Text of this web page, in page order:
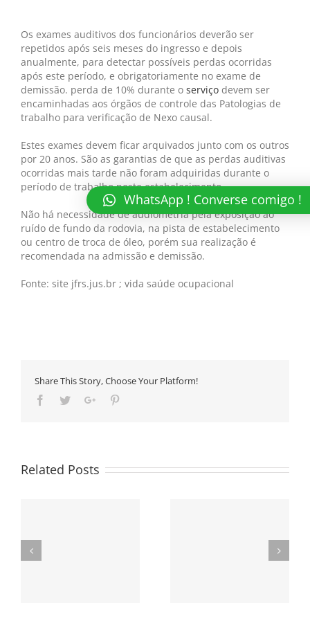
Os exames auditivos dos funcionários deverão ser
repetidos após seis meses do ingresso e depois
anualmente, para detectar possíveis perdas ocorridas
após este período, e obrigatoriamente no exame de
demissão. perda de 10% durante o serviço devem ser
encaminhadas aos órgãos de controle das Patologias de
trabalho para verificação de Nexo causal.
Estes exames devem ficar arquivados junto com os outros
por 20 anos. São as garantias de que as perdas auditivas
ocorridas mais tarde não foram adquiridas durante o
período de trabalho neste estabelecimento.
Não há necessidade de audiometria pela exposição ao
ruído de fundo da rodovia, na pista de estabelecimento
ou centro de troca de óleo, porém sua realização é
recomendada na admissão e demissão.
Fonte: site jfrs.jus.br ; vida saúde ocupacional
Share This Story, Choose Your Platform!
Facebook
TwitterGoogle+
Related Posts
WhatsApp ! Converse comigo !